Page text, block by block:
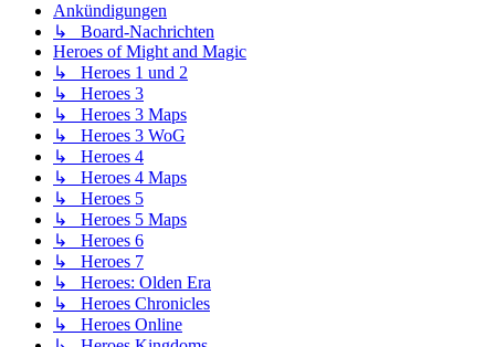
Ankündigungen
↳ Board-Nachrichten
Heroes of Might and Magic
↳ Heroes 1 und 2
↳ Heroes 3
↳ Heroes 3 Maps
↳ Heroes 3 WoG
↳ Heroes 4
↳ Heroes 4 Maps
↳ Heroes 5
↳ Heroes 5 Maps
↳ Heroes 6
↳ Heroes 7
↳ Heroes: Olden Era
↳ Heroes Chronicles
↳ Heroes Online